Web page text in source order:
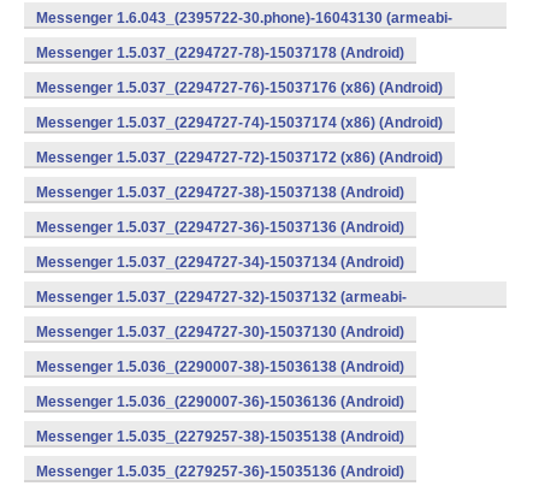
v7a) (Android)
Messenger 1.6.043_(2395722-30.phone)-16043130 (armeabi-
v7a) (Android)
Messenger 1.5.037_(2294727-78)-15037178 (Android)
Messenger 1.5.037_(2294727-76)-15037176 (x86) (Android)
Messenger 1.5.037_(2294727-74)-15037174 (x86) (Android)
Messenger 1.5.037_(2294727-72)-15037172 (x86) (Android)
Messenger 1.5.037_(2294727-38)-15037138 (Android)
Messenger 1.5.037_(2294727-36)-15037136 (Android)
Messenger 1.5.037_(2294727-34)-15037134 (Android)
Messenger 1.5.037_(2294727-32)-15037132 (armeabi-
v7a) (Android)
Messenger 1.5.037_(2294727-30)-15037130 (Android)
Messenger 1.5.036_(2290007-38)-15036138 (Android)
Messenger 1.5.036_(2290007-36)-15036136 (Android)
Messenger 1.5.035_(2279257-38)-15035138 (Android)
Messenger 1.5.035_(2279257-36)-15035136 (Android)